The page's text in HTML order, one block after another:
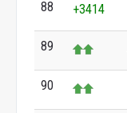
88 +3414
89
90